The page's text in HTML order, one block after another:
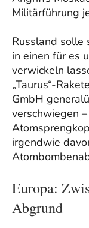
Militärführung
Russland solle
in einen für es
verwickeln
„Taurus“-
GmbH
verschwiegen
irgendwie
Europa:
Abgrund